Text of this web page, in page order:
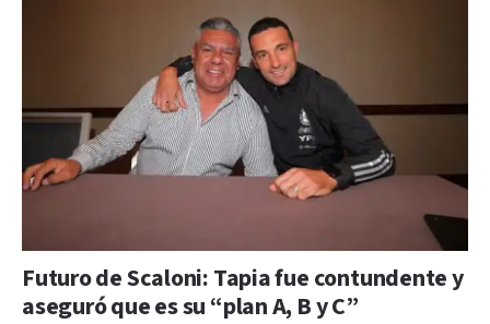
Futuro de Scaloni: Tapia fue contundente y
aseguró que es su “plan A, B y C”